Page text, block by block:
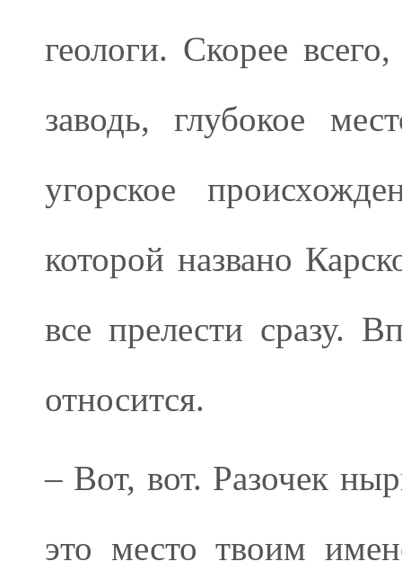
геологи. Скорее
заводь, глубокое
угорское
которой названо
все прелести сразу.
относится.
– Вот, вот. Разочек
это место твоим